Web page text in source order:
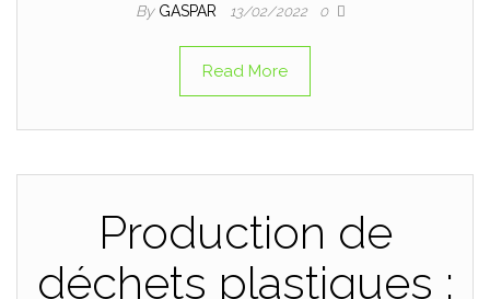
By GASPAR 13/02/2022 0
Read More
Production de
déchets plastiques :